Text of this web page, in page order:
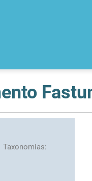
Taxonomias: